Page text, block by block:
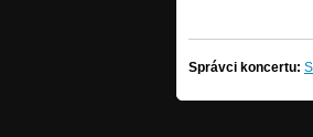
Správci koncertu: